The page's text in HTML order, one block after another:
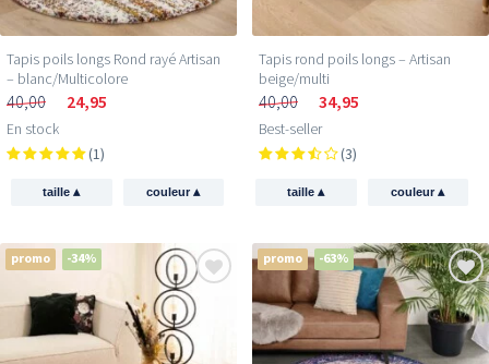
Tapis poils longs Rond rayé Artisan
– blanc/Multicolore
40,00 24,95
En stock
(1)
taille▴ couleur▴
Tapis rond poils longs – Artisan
beige/multi
40,00 34,95
Best-seller
(3)
taille▴ couleur▴
promo -34% promo -63%